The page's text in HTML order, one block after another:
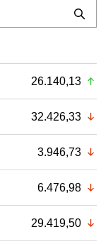
26.140,13
32.426,33
3.946,73
6.476,98
29.419,50